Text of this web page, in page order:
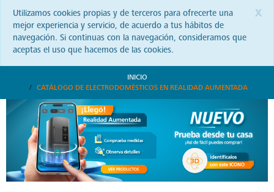
x
Utilizamos cookies propias y de terceros para ofrecerte una
mejor experiencia y servicio, de acuerdo a tus hábitos de
navegación. Si continuas con la navegación, consideramos que
aceptas el uso que hacemos de las cookies.
INICIO
CATÁLOGO DE ELECTRODOMÉSTICOS EN REALIDAD AUMENTADA